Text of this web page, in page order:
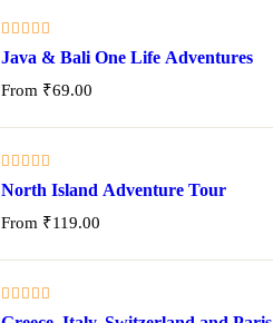
Java & Bali One Life Adventures
From ₹69.00
North Island Adventure Tour
From ₹119.00